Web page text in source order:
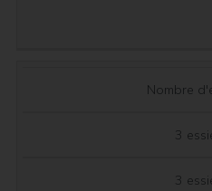
Nombre
3
3